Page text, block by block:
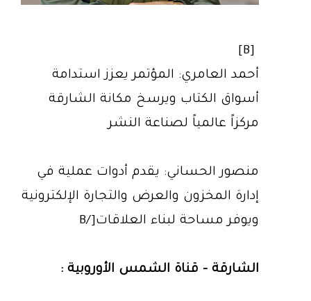
[B]
أحمد العامري: المؤتمر يعزز استدامة
أسواق الكتاب ويرسخ مكانة الشارقة
مركزاً عالمياً لصناعة النشر
منصور الحساني: يقدم أدوات عملية في
إدارة المخزون والعرض والتجارة الإلكترونية
ويوفر مساحة لبناء العلاقات[/B
الشارقة - قناة الشمس الأوروبية :